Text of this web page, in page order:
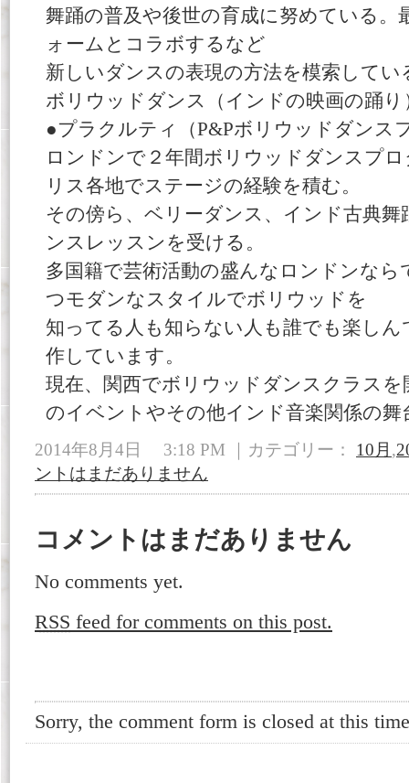
舞踊の普及や後世の育成に努めている。
ォームとコラボするなど
新しいダンスの表現の方法を模索してい
ボリウッドダンス（インドの映画の踊り
●プラクルティ（P&Pボリウッドダンス
ロンドンで２年間ボリウッドダンスプ
リス各地でステージの経験を積む。
その傍ら、ベリーダンス、インド古典舞
ンスレッスンを受ける。
多国籍で芸術活動の盛んなロンドンな
つモダンなスタイルでボリウッドを
知ってる人も知らない人も誰でも楽し
作しています。
現在、関西でボリウッドダンスクラスを
のイベントやその他インド音楽関係の舞
2014年8月4日 3:18 PM ｜カテゴリー： 10月 ,
ントはまだありません
コメントはまだありません
No comments yet.
RSS feed for comments on this post.
Sorry, the comment form is closed at this